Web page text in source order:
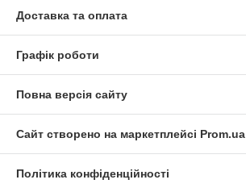
Доставка та оплата
Графік роботи
Повна версія сайту
Сайт створено на маркетплейсі Prom.ua
Політика конфіденційності